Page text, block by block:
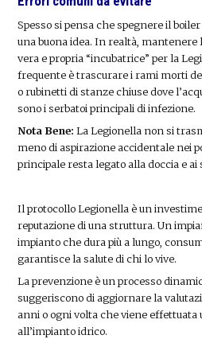
Spesso si pensa che spegnere il
una buona idea. In realtà, mantenere
vera e propria “incubatrice” per la
frequente è trascurare i rami morti
o rubinetti di stanze chiuse dove
sono i serbatoi principali di infezione.
Nota Bene: La Legionella non si
meno di aspirazione accidentale nei
principale resta legato alla doccia e
Il protocollo Legionella è un
reputazione di una struttura. Un
impianto che dura più a lungo,
garantisce la salute di chi lo vive.
La prevenzione è un processo
suggeriscono di aggiornare la
anni o ogni volta che viene
all’impianto idrico.